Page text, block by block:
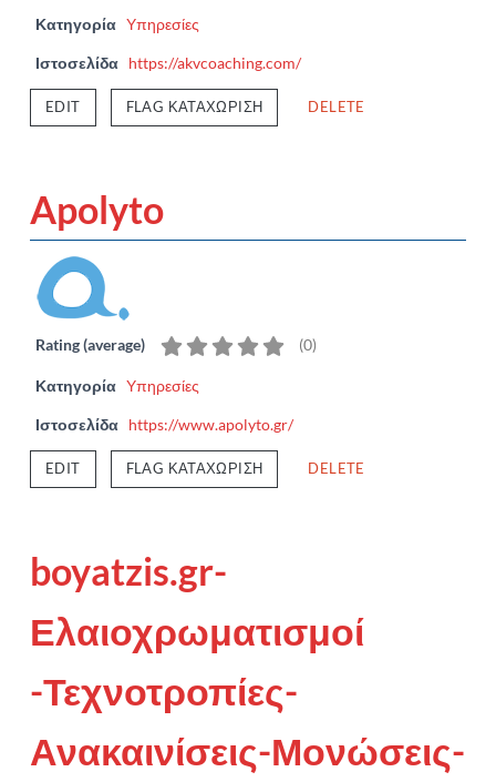
Κατηγορία Υπηρεσίες
Ιστοσελίδα https://akvcoaching.com/
EDIT FLAG ΚΑΤΑΧΏΡΙΣΗ DELETE
Apolyto
Rating (average) (0)
Κατηγορία Υπηρεσίες
Ιστοσελίδα https://www.apolyto.gr/
EDIT FLAG ΚΑΤΑΧΏΡΙΣΗ DELETE
boyatzis.gr-
Ελαιοχρωματισμοί
-Τεχνοτροπίες-
Ανακαινίσεις-Μονώσεις-